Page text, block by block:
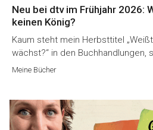
Neu bei dtv im Frühjahr 2026:
keinen König?
Kaum steht mein Herbsttitel
wächst?“ in den
Meine Bücher